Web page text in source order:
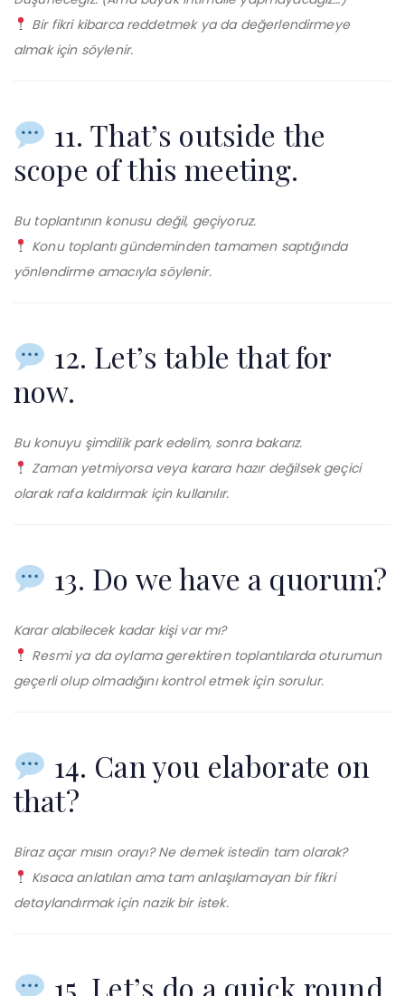
Bir fikri kibarca reddetmek ya da değerlendirmeye
almak için söylenir.
11. That’s outside the
scope of this meeting.
Bu toplantının konusu değil, geçiyoruz.
Konu toplantı gündeminden tamamen saptığında
yönlendirme amacıyla söylenir.
12. Let’s table that for
now.
Bu konuyu şimdilik park edelim, sonra bakarız.
Zaman yetmiyorsa veya karara hazır değilsek geçici
olarak rafa kaldırmak için kullanılır.
13. Do we have a quorum?
Karar alabilecek kadar kişi var mı?
Resmi ya da oylama gerektiren toplantılarda oturumun
geçerli olup olmadığını kontrol etmek için sorulur.
14. Can you elaborate on
that?
Biraz açar mısın orayı? Ne demek istedin tam olarak?
Kısaca anlatılan ama tam anlaşılamayan bir fikri
detaylandırmak için nazik bir istek.
15. Let’s do a quick round